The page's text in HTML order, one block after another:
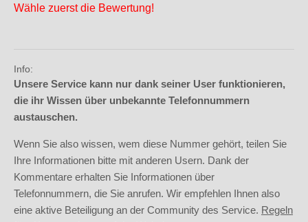
Wähle zuerst die Bewertung!
Info:
Unsere Service kann nur dank seiner User funktionieren,
die ihr Wissen über unbekannte Telefonnummern
austauschen.
Wenn Sie also wissen, wem diese Nummer gehört, teilen Sie
Ihre Informationen bitte mit anderen Usern. Dank der
Kommentare erhalten Sie Informationen über
Telefonnummern, die Sie anrufen. Wir empfehlen Ihnen also
eine aktive Beteiligung an der Community des Service. Regeln